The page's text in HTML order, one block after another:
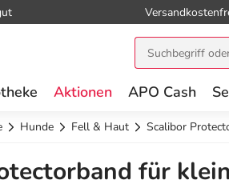
Aktionen APO Cash
Hunde Fell & Haut Scalibor
für